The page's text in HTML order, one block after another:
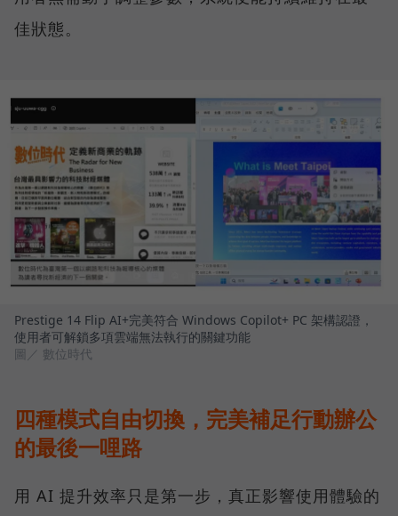
佳狀態。
Prestige 14 Flip AI+完美符合 Windows Copilot+ PC 架構認證，
使用者可解鎖多項雲端無法執行的關鍵功能
圖／ 數位時代
四種模式自由切換，完美補足行動辦公
的最後一哩路
用 AI 提升效率只是第一步，真正影響使用體驗的